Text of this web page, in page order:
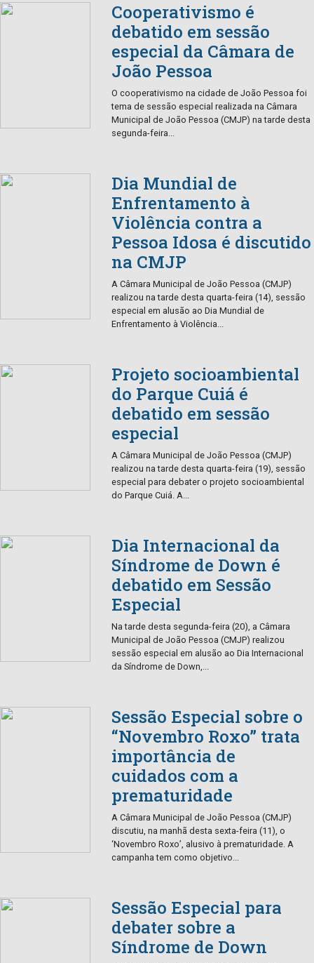
Cooperativismo é
debatido em sessão
especial da Câmara de
João Pessoa
O cooperativismo na cidade de João Pessoa foi
tema de sessão especial realizada na Câmara
Municipal de João Pessoa (CMJP) na tarde desta
segunda-feira...
Dia Mundial de
Enfrentamento à
Violência contra a
Pessoa Idosa é discutido
na CMJP
A Câmara Municipal de João Pessoa (CMJP)
realizou na tarde desta quarta-feira (14), sessão
especial em alusão ao Dia Mundial de
Enfrentamento à Violência...
Projeto socioambiental
do Parque Cuiá é
debatido em sessão
especial
A Câmara Municipal de João Pessoa (CMJP)
realizou na tarde desta quarta-feira (19), sessão
especial para debater o projeto socioambiental
do Parque Cuiá. A...
Dia Internacional da
Síndrome de Down é
debatido em Sessão
Especial
Na tarde desta segunda-feira (20), a Câmara
Municipal de João Pessoa (CMJP) realizou
sessão especial em alusão ao Dia Internacional
da Síndrome de Down,...
Sessão Especial sobre o
“Novembro Roxo” trata
importância de
cuidados com a
prematuridade
A Câmara Municipal de João Pessoa (CMJP)
discutiu, na manhã desta sexta-feira (11), o
‘Novembro Roxo’, alusivo à prematuridade. A
campanha tem como objetivo...
Sessão Especial para
debater sobre a
Síndrome de Down